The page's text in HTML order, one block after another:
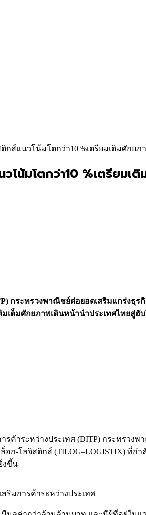
กส์แนวโน้มโตกว่า10 %เตรียมเติมศักยภ
โน้มโตกว่า10 %เตรียมเ
กระทรวงพาณิชย์ต่อยอดเสริมแกร่งธุร
มเต็มศักยภาพเดินหน้านำประเทศไทยสู่
ค้าระหว่างประเทศ (DITP) กระทรวง
อก-โลจิสติกส์ (TILOG–LOGISTIX)
งขึ้น
ริมการค้าระหว่างประเทศ